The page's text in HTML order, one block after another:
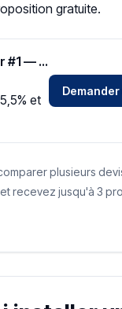
gratuite.
Installateur #1 — Zone Ille-et-Vilaine
et
Demander
plusieurs
et recevez jusqu'à 3